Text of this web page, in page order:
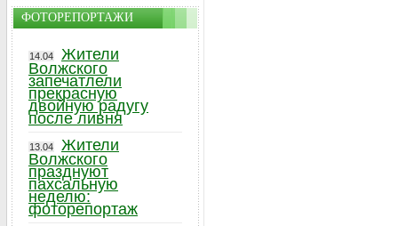
ФОТОРЕПОРТАЖИ
14.04
Жители
Волжского
запечатлели
прекрасную
двойную радугу
после ливня
13.04
Жители
Волжского
празднуют
пахсальную
неделю:
фоторепортаж